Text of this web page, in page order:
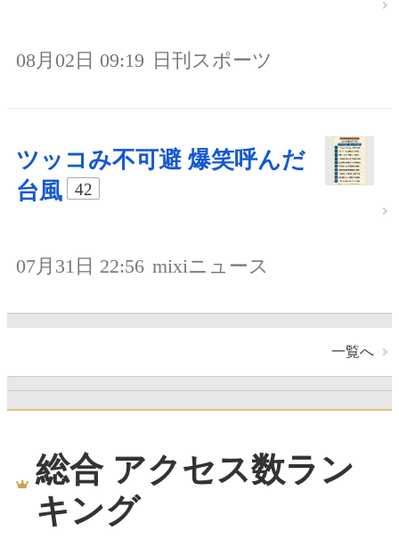
08月02日 09:19 日刊スポーツ
ツッコみ不可避 爆笑呼んだ
台風
42
07月31日 22:56 mixiニュース
一覧へ
総合 アクセス数ラン
キング